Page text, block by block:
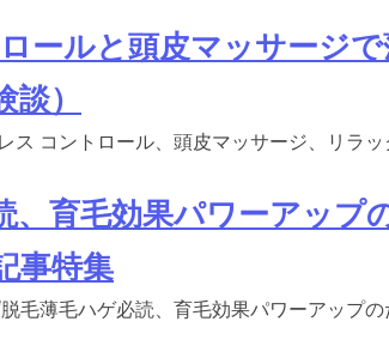
ールと頭皮マッサージ
）
ス コントロール、頭皮マッサージ、リラ
、育毛効果パワーアップ
事特集
毛薄毛ハゲ必読、育毛効果パワーアップ